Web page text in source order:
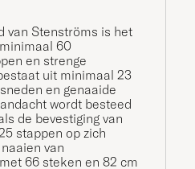
van Stenströms is het
60
en strenge
uit minimaal 23
en genaaide
wordt besteed
de bevestiging van
stappen op zich
van
66 steken en 82 cm